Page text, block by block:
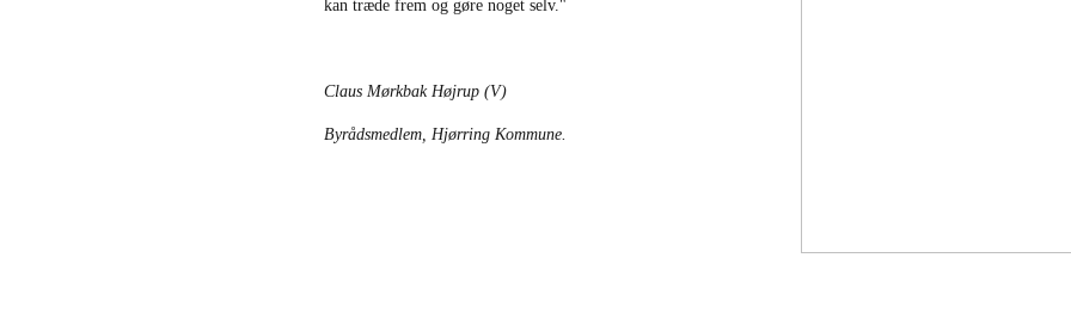
kan træde frem og gøre noget selv."
Claus Mørkbak Højrup (V)
Byrådsmedlem, Hjørring Kommune.